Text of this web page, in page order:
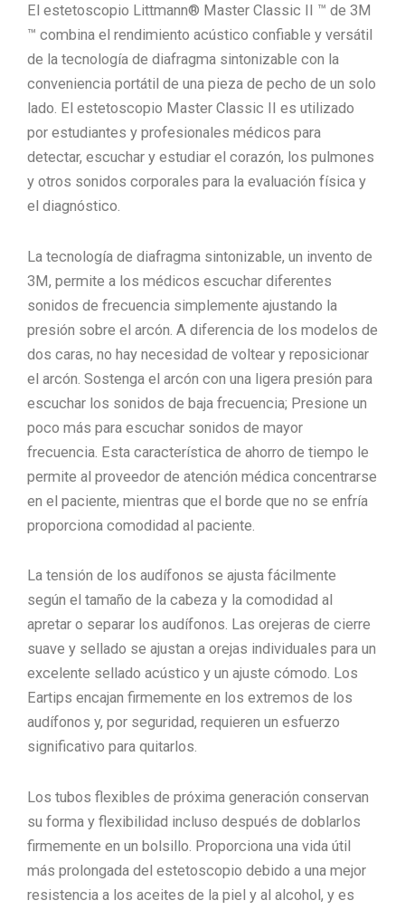
El estetoscopio Littmann® Master Classic II ™ de 3M
™ combina el rendimiento acústico confiable y versátil
de la tecnología de diafragma sintonizable con la
conveniencia portátil de una pieza de pecho de un solo
lado. El estetoscopio Master Classic II es utilizado
por estudiantes y profesionales médicos para
detectar, escuchar y estudiar el corazón, los pulmones
y otros sonidos corporales para la evaluación física y
el diagnóstico.
La tecnología de diafragma sintonizable, un invento de
3M, permite a los médicos escuchar diferentes
sonidos de frecuencia simplemente ajustando la
presión sobre el arcón. A diferencia de los modelos de
dos caras, no hay necesidad de voltear y reposicionar
el arcón. Sostenga el arcón con una ligera presión para
escuchar los sonidos de baja frecuencia; Presione un
poco más para escuchar sonidos de mayor
frecuencia. Esta característica de ahorro de tiempo le
permite al proveedor de atención médica concentrarse
en el paciente, mientras que el borde que no se enfría
proporciona comodidad al paciente.
La tensión de los audífonos se ajusta fácilmente
según el tamaño de la cabeza y la comodidad al
apretar o separar los audífonos. Las orejeras de cierre
suave y sellado se ajustan a orejas individuales para un
excelente sellado acústico y un ajuste cómodo. Los
Eartips encajan firmemente en los extremos de los
audífonos y, por seguridad, requieren un esfuerzo
significativo para quitarlos.
Los tubos flexibles de próxima generación conservan
su forma y flexibilidad incluso después de doblarlos
firmemente en un bolsillo. Proporciona una vida útil
más prolongada del estetoscopio debido a una mejor
resistencia a los aceites de la piel y al alcohol, y es